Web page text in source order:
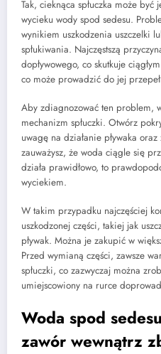
Tak, cieknąca spłuczka może być
wycieku wody spod sedesu.
wynikiem uszkodzenia uszczelki
spłukiwania. Najczęstszą
dopływowego, co skutkuje
co może prowadzić do jej
Aby zdiagnozować ten problem,
mechanizm spłuczki. Otwórz
uwagę na działanie pływaka
zauważysz, że woda ciągle się
działa prawidłowo, to
wyciekiem.
W takim przypadku najczęściej
uszkodzonej części, takiej jak
pływak. Można je zakupić w
Przed wymianą części, zawsze
spłuczki, co zazwyczaj można
umiejscowiony na rurce
Woda spod
zawór wewnątrz